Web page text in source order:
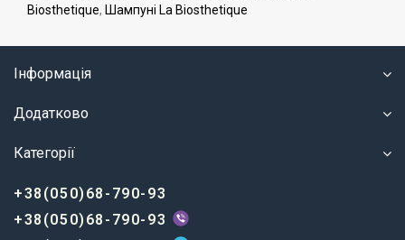
Biosthetique, Шампуні La Biosthetique
Інформація
Додатково
Категорії
+38(050)68-790-93
+38(050)68-790-93